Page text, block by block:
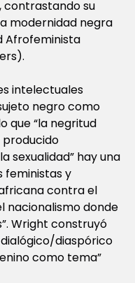
contrastando su
modernidad negra
Afrofeminista
intelectuales
negro como
que “la negritud
sexualidad” hay una
feministas y
contra el
nacionalismo donde
Wright construyó
diaspórico
como tema”